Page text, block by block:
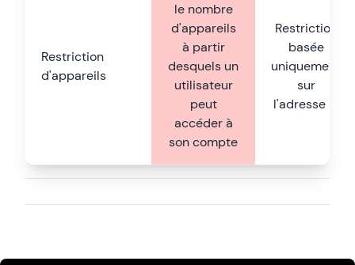
Restriction
d'appareils
le nombre
d'appareils
à partir
desquels un
utilisateur
peut
accéder à
son compte
Restriction
basée
uniquement
sur
l'adresse IP